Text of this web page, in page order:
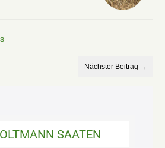
Nächster Beitrag →
SAATEN